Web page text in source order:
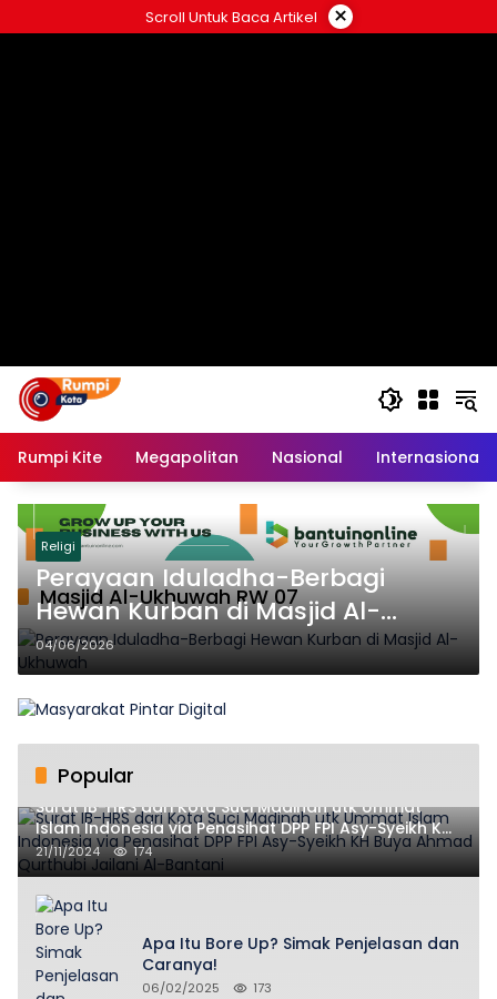
ke
Scroll Untuk Baca Artikel ×
Rumpi Kite Megapolitan Nasional Internasional
Masjid Al-Ukhuwah RW 07
Religi
Perayaan Iduladha-Berbagi
Hewan Kurban di Masjid Al-
Ukhuwah
04/06/2026
Popular
Surat IB-HRS dari Kota Suci Madinah utk Ummat
Islam Indonesia via Penasihat DPP FPI Asy-Syeikh KH
Buya Ahmad Qurthubi Jailani Al-Bantani
21/11/2024 174
Apa Itu Bore Up? Simak Penjelasan dan
Caranya!
06/02/2025 173